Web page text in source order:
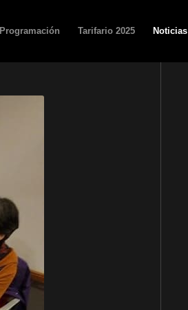
Programación Tarifario 2025 Noticias